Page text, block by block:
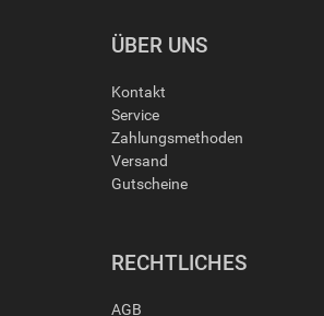
ÜBER UNS
Kontakt
Service
Zahlungsmethoden
Versand
Gutscheine
RECHTLICHES
AGB